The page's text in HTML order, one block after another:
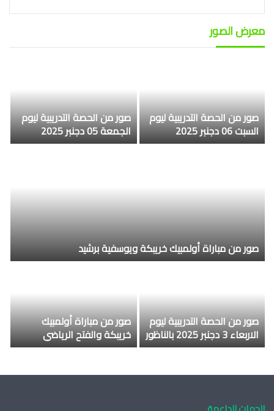
معرض الصور
صور من مباراة أولمبيك خريبكة ويوسفية برشيد
صور من الحصة التدريبية ليوم
السبت 06 دجنبر 2025
صور من الحصة التدريبية ليوم
الجمعة 05 دجنبر 2025
صور من الحصة التدريبية ليوم
الاربعاء 3 دجنبر 2025 بالناظور
صور من مباراة أولمبيك
خريبكة والفتح الرياضي
الناظوري